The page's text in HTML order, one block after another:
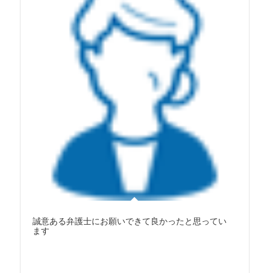
誠意ある弁護士にお願いできて良かったと思ってい
ます